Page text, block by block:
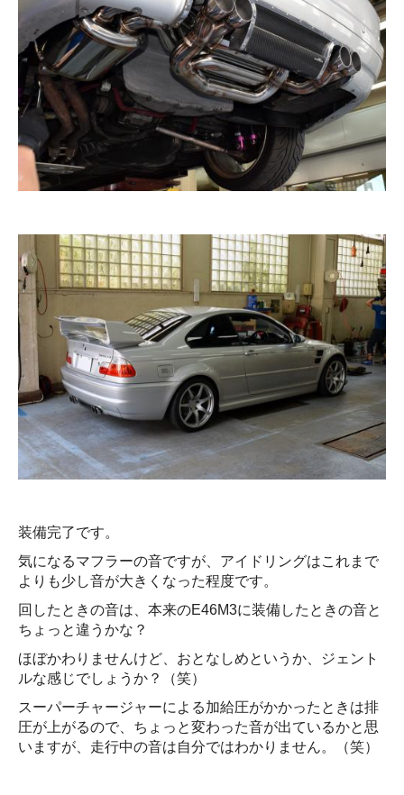
装備完了です。
気になるマフラーの音ですが、アイドリングはこれまで
よりも少し音が大きくなった程度です。
回したときの音は、本来のE46M3に装備したときの音と
ちょっと違うかな？
ほぼかわりませんけど、おとなしめというか、ジェント
ルな感じでしょうか？（笑）
スーパーチャージャーによる加給圧がかかったときは排
圧が上がるので、ちょっと変わった音が出ているかと思
いますが、走行中の音は自分ではわかりません。（笑）